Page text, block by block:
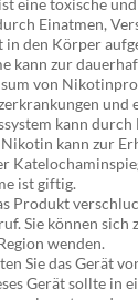
eine toxische
Einatmen,
in den Körper
kann zur
von
und
kann
kann zur
ist giftig.
Produkt
Sie können
wenden.
Sie das Gerät
Gerät sollte in